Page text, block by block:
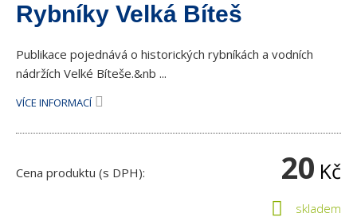
Rybníky Velká Bíteš
Publikace pojednává o historických rybníkách a vodních
nádržích Velké Bíteše.&nb ...
VÍCE INFORMACÍ
Cena produktu (s DPH): 20 Kč
skladem